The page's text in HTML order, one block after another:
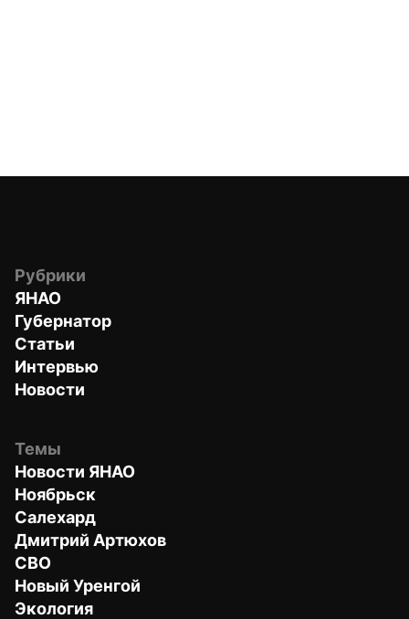
Рубрики
ЯНАО
Губернатор
Статьи
Интервью
Новости
Темы
Новости ЯНАО
Ноябрьск
Салехард
Дмитрий Артюхов
СВО
Новый Уренгой
Экология